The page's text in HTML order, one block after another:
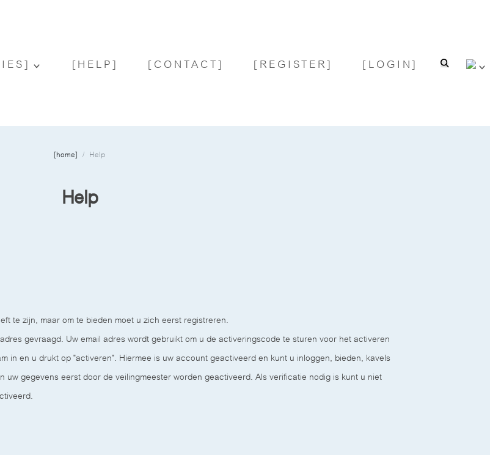
[HELP] [CONTACT] [REGISTER] [LOGIN]
[home] Help
Help
te zijn, maar om te bieden moet u zich eerst registreren.
gevraagd. Uw email adres wordt gebruikt om u de activeringscode te sturen voor het activeren
in en u drukt op "activeren". Hiermee is uw account geactiveerd en kunt u inloggen, bieden, kavels
gegevens eerst door de veilingmeester worden geactiveerd. Als verificatie nodig is kunt u niet